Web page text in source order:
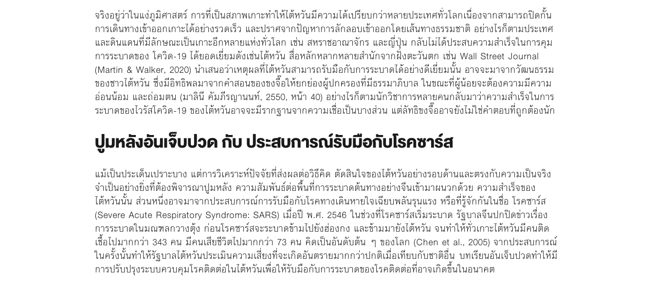
จริงอยู่ว่าในแง่ภูมิศาสตร์ การที่เป็นสภาพเกาะทำให้ไต้หวันมีความได้เปรียบกว่าหลายประเทศทั่วโลกเนื่องจากสามารถปิดกั้น
การเดินทางเข้าออกเกาะได้อย่างรวดเร็ว และปราศจากปัญหาการลักลอบเข้าออกโดยเส้นทางธรรมชาติ อย่างไรก็ตามประเทศ
และดินแดนที่มีลักษณะเป็นเกาะอีกหลายแห่งทั่วโลก เช่น สหราชอาณาจักร และญี่ปุ่น กลับไม่ได้ประสบความสำเร็จในการคุม
การระบาดของ โควิด-19 ได้ยอดเยี่ยมดังเช่นไต้หวัน สื่อหลักหลากหลายสำนักจากฝั่งตะวันตก เช่น Wall Street Journal
(Martin & Walker, 2020) นำเสนอว่าเหตุผลที่ไต้หวันสามารถรับมือกับการระบาดได้อย่างดีเยี่ยมนั้น อาจจะมาจากวัฒนธรรม
ของชาวไต้หวัน ซึ่งมีอิทธิพลมาจากคำสอนของขงจื๊อให้ยกย่องผู้ปกครองที่มีธรรมาภิบาล ในขณะที่ผู้น้อยจะต้องความมีความ
อ่อนน้อม และถ่อมตน (มาลินี คัมภีรญานนท์, 2550, หน้า 40) อย่างไรก็ตามนักวิชาการหลายคนกลับมาว่าความสำเร็จในการ
ระบาดของไวรัสโควิด-19 ของไต้หวันอาจจะมีรากฐานจากความเชื่อเป็นบางส่วน แต่ลัทธิขงจื๊ออาจยังไม่ใช่คำตอบที่ถูกต้องนัก
ปูมหลังอันเจ็บปวด กับ ประสบการณ์รับมือกับโรคซาร์ส
แม้เป็นประเด็นเปราะบาง แต่การวิเคราะห์ปัจจัยที่ส่งผลต่อวิธีคิด ตัดสินใจของไต้หวันอย่างรอบด้านและตรงกับความเป็นจริง
จำเป็นอย่างยิ่งที่ต้องพิจารณาปูมหลัง ความสัมพันธ์ต่อพื้นที่การระบาดต้นทางอย่างจีนเข้ามาผนวกด้วย ความสำเร็จของ
ไต้หวันนั้น ส่วนหนึ่งอาจมาจากประสบการณ์การรับมือกับโรคทางเดินหายใจเฉียบพลันรุนแรง หรือที่รู้จักกันในชื่อ โรคซาร์ส
(Severe Acute Respiratory Syndrome: SARS) เมื่อปี พ.ศ. 2546 ในช่วงที่โรคซาร์สเริ่มระบาด รัฐบาลจีนปกปิดข่าวเรื่อง
การระบาดในมณฑลกวางตุ้ง ก่อนโรคซาร์สจะระบาดข้ามไปยังฮ่องกง และข้ามมายังไต้หวัน จนทำให้ทั่วเกาะไต้หวันมีคนติด
เชื้อไปมากกว่า 343 คน มีคนเสียชีวิตไปมากกว่า 73 คน คิดเป็นอันดับต้น ๆ ของโลก (Chen et al., 2005) จากประสบการณ์
ในครั้งนั้นทำให้รัฐบาลไต้หวันประเมินความเสี่ยงที่จะเกิดอันตรายมากกว่าปกติเมื่อเทียบกับชาติอื่น บทเรียนอันเจ็บปวดทำให้มี
การปรับปรุงระบบควบคุมโรคติดต่อในไต้หวันเพื่อให้รับมือกับการระบาดของโรคติดต่อที่อาจเกิดขึ้นในอนาคต